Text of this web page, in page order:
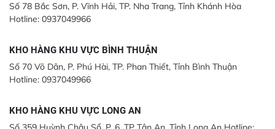
Số 78 Bắc Sơn, P. Vĩnh Hải, TP. Nha Trang, Tỉnh Khánh Hòa
Hotline: 0937049966
KHO HÀNG KHU VỰC BÌNH THUẬN
Số 70 Võ Dân, P. Phú Hài, TP. Phan Thiết, Tỉnh Bình Thuận
Hotline: 0937049966
KHO HÀNG KHU VỰC LONG AN